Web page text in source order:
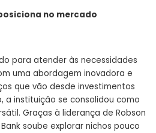
no mercado
para atender às necessidades
uma abordagem inovadora e
que vão desde investimentos
a instituição se consolidou como
Graças à liderança de Robson
soube explorar nichos pouco